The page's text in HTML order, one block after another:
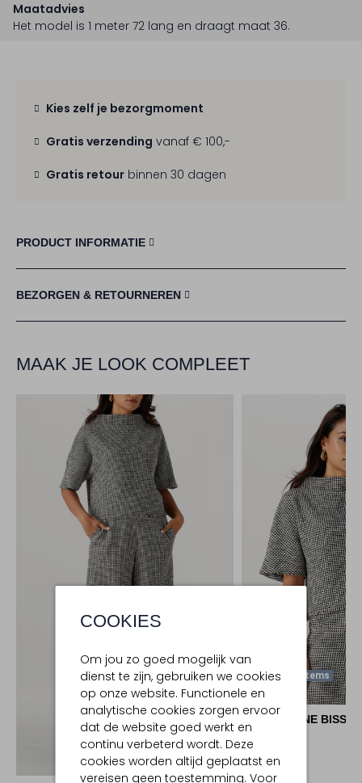
COOKIES
Om jou zo goed mogelijk van
dienst te zijn, gebruiken we cookies
op onze website. Functionele en
analytische cookies zorgen ervoor
dat de website goed werkt en
continu verbeterd wordt. Deze
cookies worden altijd geplaatst en
vereisen geen toestemming. Voor
Maatadvies
Het model is 1 meter 72 lang en draagt maat 36.
Kies zelf je bezorgmoment
Gratis verzending vanaf € 100,-
Gratis retour binnen 30 dagen
PRODUCT INFORMATIE
BEZORGEN & RETOURNEREN
MAAK JE LOOK COMPLEET
Ontdek de look
Laatste Items
CAROLINE BISS